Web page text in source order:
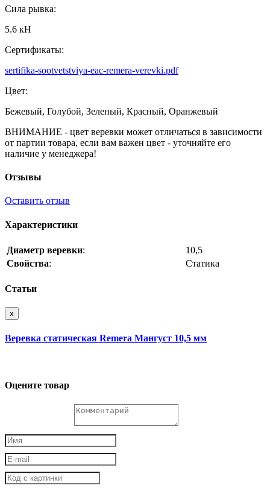
Сила рывка:
5.6 кН
Сертификаты:
sertifika-sootvetstviya-eac-remera-verevki.pdf
Цвет:
Бежевый, Голубой, Зеленый, Красный, Оранжевый
ВНИМАНИЕ - цвет веревки может отличаться в зависимости
от партии товара, если вам важен цвет - уточняйте его
наличие у менеджера!
Отзывы
Оставить отзыв
Характеристики
Диаметр веревки:
10,5
Свойства: Статика
Статьи
x
Веревка статическая Remera Мангуст 10,5 мм
Оцените товар